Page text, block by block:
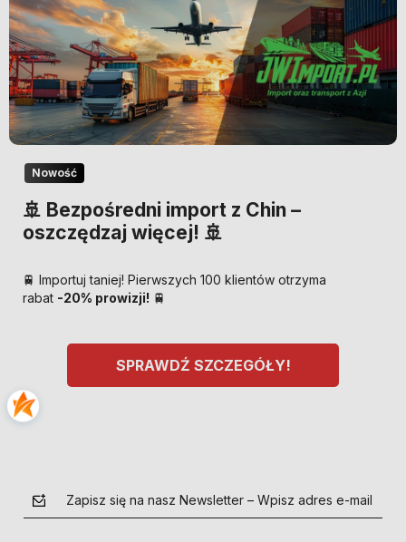
Nowość
🚢 Bezpośredni import z Chin –
oszczędzaj więcej! 🚢
🚆 Importuj taniej! Pierwszych 100 klientów otrzyma
rabat -20% prowizji! 🚆
SPRAWDŹ SZCZEGÓŁY!
Zapisz się na nasz Newsletter – Wpisz adres e-mail